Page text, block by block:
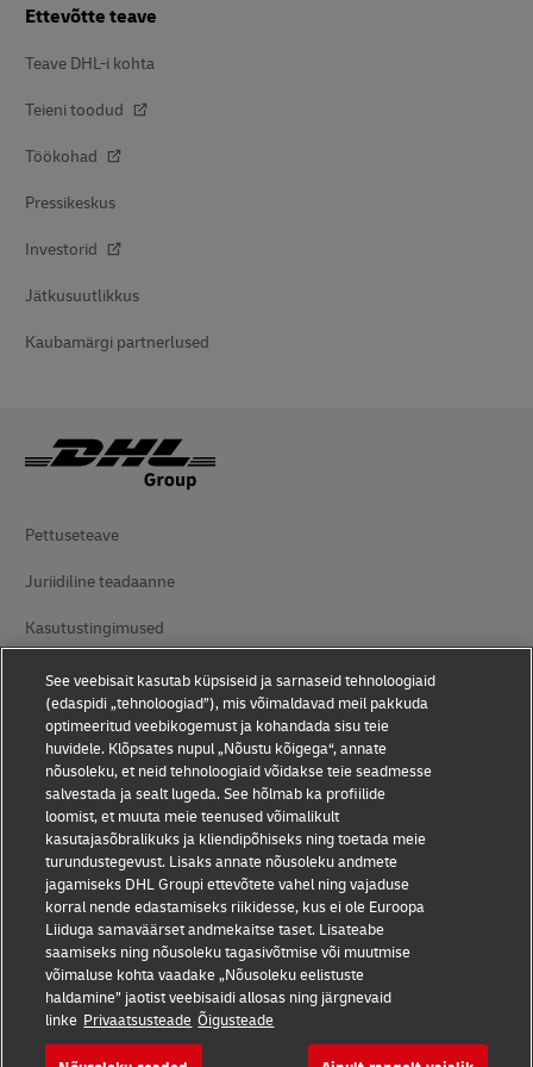
Ettevõtte teave
Teave DHL-i kohta
Teieni toodud
Töökohad
Pressikeskus
Investorid
Jätkusuutlikkus
Kaubamärgi partnerlused
Pettuseteave
Juriidiline teadaanne
Kasutustingimused
Andmekaitse
Juurdepääsetavus
Lisateave
Küpsiste seaded
Jälgige meid
2026 © - all rights reserved
See veebisait kasutab küpsiseid ja sarnaseid tehnoloogiaid
(edaspidi „tehnoloogiad”), mis võimaldavad meil pakkuda
optimeeritud veebikogemust ja kohandada sisu teie
huvidele. Klõpsates nupul „Nõustu kõigega“, annate
nõusoleku, et neid tehnoloogiaid võidakse teie seadmesse
salvestada ja sealt lugeda. See hõlmab ka profiilide
loomist, et muuta meie teenused võimalikult
kasutajasõbralikuks ja kliendipõhiseks ning toetada meie
turundustegevust. Lisaks annate nõusoleku andmete
jagamiseks DHL Groupi ettevõtete vahel ning vajaduse
korral nende edastamiseks riikidesse, kus ei ole Euroopa
Liiduga samaväärset andmekaitse taset. Lisateabe
saamiseks ning nõusoleku tagasivõtmise või muutmise
võimaluse kohta vaadake „Nõusoleku eelistuste
haldamine” jaotist veebisaidi allosas ning järgnevaid
linke Privaatsusteade Õigusteade